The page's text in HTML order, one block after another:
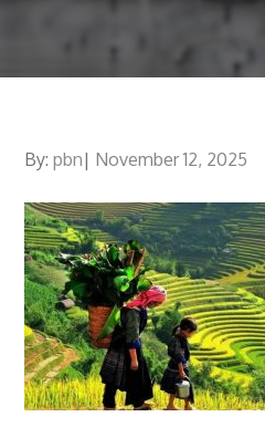
By:pbn
Posted
November 12, 2025